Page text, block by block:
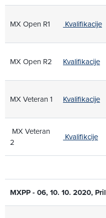
MX Open R1 Kvalifikacije
MX Open R2 Kvalifikacije
MX Veteran 1 Kvalifikacije
MX Veteran
2
Kvalifikcije
MXPP - 06, 10. 10. 2020,